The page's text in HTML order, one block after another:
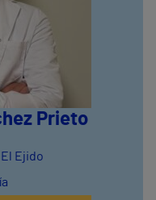
Prieto
Ejido